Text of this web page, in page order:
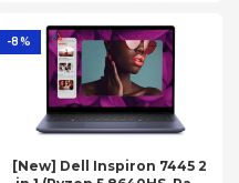
-8%
[New] Dell Inspiron 7445 2